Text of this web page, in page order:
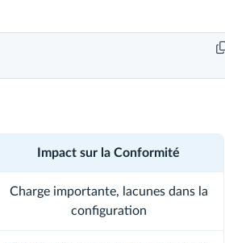
Impact sur la Conformité
Charge importante, lacunes dans la
configuration